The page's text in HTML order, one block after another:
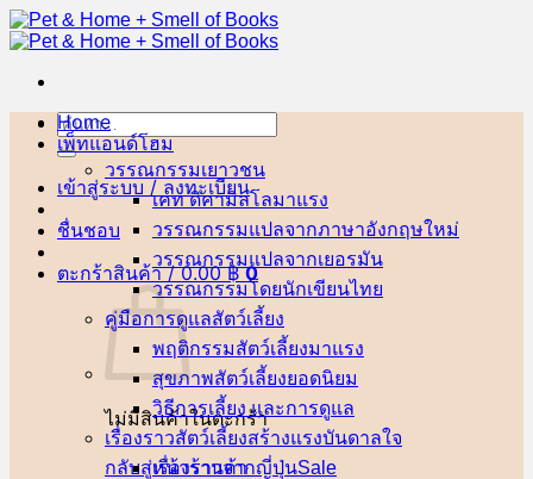
ข้าม
ไป
เนื้อหา
ค้นหา:
เข้าสู่ระบบ / ลงทะเบียน
ชื่นชอบ
ตะกร้าสินค้า /0.00฿ 0
ไม่มีสินค้าในตะกร้า
กลับสู่หน้าร้านค้า
Home
เพ็ทแอนด์โฮม
วรรณกรรมเยาวชน
เคท ดิคามิลโล
วรรณกรรมแปลจากภาษาอังกฤษ
วรรณกรรมแปลจากเยอรมัน
วรรณกรรมโดยนักเขียนไทย
คู่มือการดูแลสัตว์เลี้ยง
พฤติกรรมสัตว์เลี้ยง
สุขภาพสัตว์เลี้ยง
วิธีการเลี้ยง และการดูแล
เรื่องราวสัตว์เลี้ยงสร้างแรงบันดาลใจ
เรื่องราวจากญี่ปุ่น